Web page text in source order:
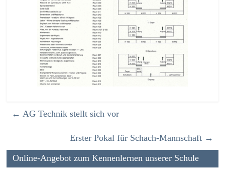
← AG Technik stellt sich vor
Erster Pokal für Schach-Mannschaft →
Online-Angebot zum Kennenlernen unserer Schule